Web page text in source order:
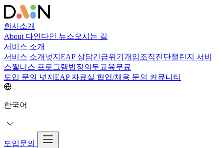
회사소개
About 다인다인 뉴스오시는 길
서비스 소개
서비스 소개 넛지EAP 상담긴급위기개입조직진단챌린지 서비
스웰니스 프로그램법정의무교육무료
도입 문의 넛지EAP 자료실 협업/채용 문의 커뮤니티
한국어
도입문의